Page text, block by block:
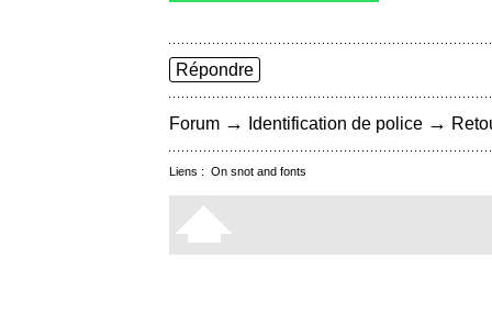
Répondre
Forum → Identification de police →
Liens : On snot and fonts